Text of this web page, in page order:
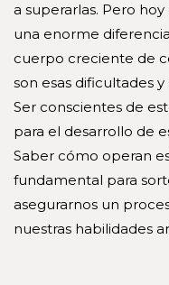
a superarlas. Pero
una enorme
cuerpo creciente de
son esas dificultades
Ser conscientes de
para el desarrollo de
Saber cómo operan
fundamental para
asegurarnos un
nuestras habilidades